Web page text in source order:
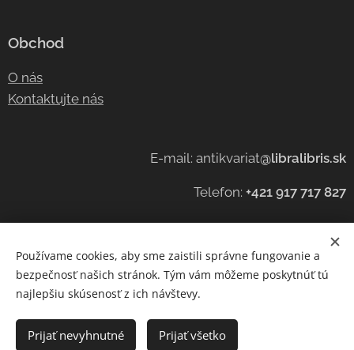
Obchod
O nás
Kontaktujte nás
E-mail: antikvariat@libralibris.sk
Telefon: +421 917 717 827
Cookies
Languages
Čeština
Slovenčina English
Používame cookies, aby sme zaistili správne fungovanie a
bezpečnosť našich stránok. Tým vám môžeme poskytnúť tú
najlepšiu skúsenosť z ich návštevy.
Prijať nevyhnutné Prijať všetko